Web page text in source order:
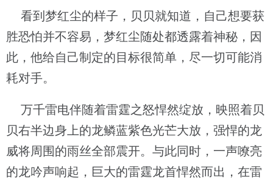
看到梦红尘的样子，贝贝就知道，自己想要获
胜恐怕并不容易，梦红尘随处都透露着神秘，因
此，他给自己制定的目标很简单，尽一切可能消
耗对手。
万千雷电伴随着雷霆之怒悍然绽放，映照着贝
贝右半边身上的龙鳞蓝紫色光芒大放，强悍的龙
威将周围的雨丝全部震开。与此同时，一声嘹亮
的龙吟声响起，巨大的雷霆龙首悍然而出，在雷